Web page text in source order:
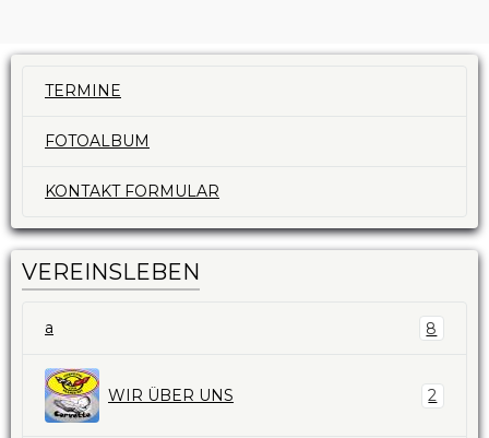
TERMINE
FOTOALBUM
KONTAKT FORMULAR
VEREINSLEBEN
a 8
WIR ÜBER UNS 2